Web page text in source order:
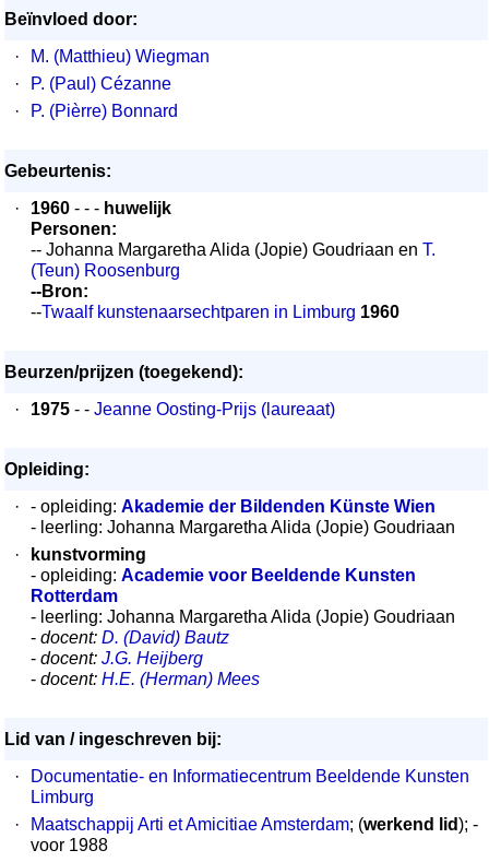
Beïnvloed door:
·
M. (Matthieu) Wiegman
·
P. (Paul) Cézanne
·
P. (Pièrre) Bonnard
Gebeurtenis:
·
1960 - - - huwelijk
Personen:
-- Johanna Margaretha Alida (Jopie) Goudriaan en T.
(Teun) Roosenburg
--Bron:
--Twaalf kunstenaarsechtparen in Limburg 1960
Beurzen/prijzen (toegekend):
·
1975 - - Jeanne Oosting-Prijs (laureaat)
Opleiding:
·
- opleiding: Akademie der Bildenden Künste Wien
- leerling: Johanna Margaretha Alida (Jopie) Goudriaan
·
kunstvorming
- opleiding: Academie voor Beeldende Kunsten
Rotterdam
- leerling: Johanna Margaretha Alida (Jopie) Goudriaan
- docent: D. (David) Bautz
- docent: J.G. Heijberg
- docent: H.E. (Herman) Mees
Lid van / ingeschreven bij:
·
Documentatie- en Informatiecentrum Beeldende Kunsten
Limburg
·
Maatschappij Arti et Amicitiae Amsterdam; (werkend lid); -
voor 1988